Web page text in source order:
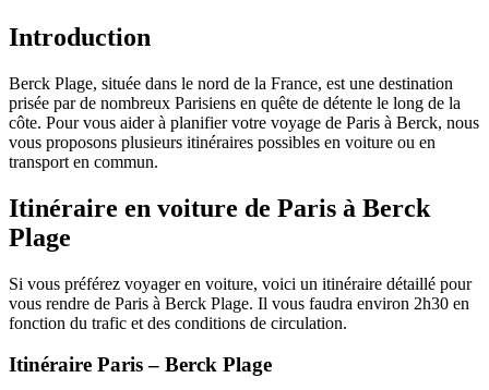
Introduction
Berck Plage, située dans le nord de la France, est une destination
prisée par de nombreux Parisiens en quête de détente le long de la
côte. Pour vous aider à planifier votre voyage de Paris à Berck, nous
vous proposons plusieurs itinéraires possibles en voiture ou en
transport en commun.
Itinéraire en voiture de Paris à Berck
Plage
Si vous préférez voyager en voiture, voici un itinéraire détaillé pour
vous rendre de Paris à Berck Plage. Il vous faudra environ 2h30 en
fonction du trafic et des conditions de circulation.
Itinéraire Paris – Berck Plage